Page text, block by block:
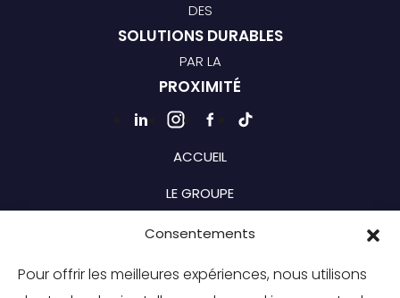
Consentements
Pour offrir les meilleures expériences, nous utilisons
DES
SOLUTIONS DURABLES
PAR LA
PROXIMITÉ
ACCUEIL
LE GROUPE
BRANCHES
MOBILITÉS